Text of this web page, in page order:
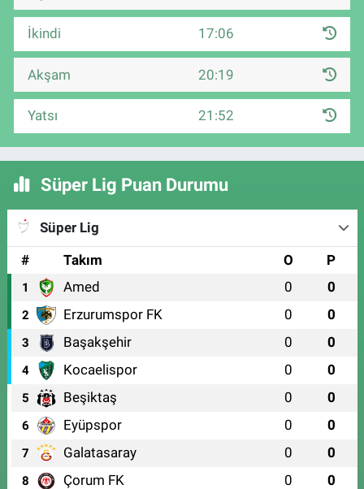
İkindi 17:06
Akşam 20:19
Yatsı 21:52
Süper Lig Puan Durumu
Süper Lig
#
Takım O P
1 Amed 0 0
2 Erzurumspor FK 0 0
3 Başakşehir 0 0
4 Kocaelispor 0 0
5 Beşiktaş 0 0
6 Eyüpspor 0 0
7 Galatasaray 0 0
8 Çorum FK 0 0